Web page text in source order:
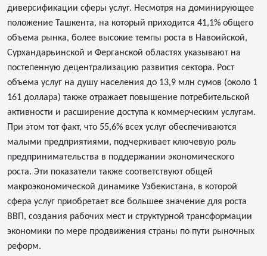
диверсификации сферы услуг. Несмотря на доминирующее
положение Ташкента, на который приходится 41,1% общего
объема рынка, более высокие темпы роста в Навоийской,
Сурхандарьинской и Ферганской областях указывают на
постепенную децентрализацию развития сектора. Рост
объема услуг на душу населения до 13,9 млн сумов (около 1
161 доллара) также отражает повышение потребительской
активности и расширение доступа к коммерческим услугам.
При этом тот факт, что 55,6% всех услуг обеспечиваются
малыми предприятиями, подчеркивает ключевую роль
предпринимательства в поддержании экономического
роста. Эти показатели также соответствуют общей
макроэкономической динамике Узбекистана, в которой
сфера услуг приобретает все большее значение для роста
ВВП, создания рабочих мест и структурной трансформации
экономики по мере продвижения страны по пути рыночных
реформ.